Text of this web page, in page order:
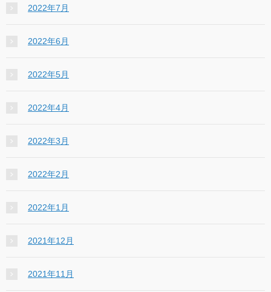
2022年7月
2022年6月
2022年5月
2022年4月
2022年3月
2022年2月
2022年1月
2021年12月
2021年11月